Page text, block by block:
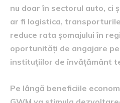
nu doar în sectorul auto, ci
ar fi logistica,
reduce rata șomajului în
oportunități de angajare
instituțiilor de învățământ
Pe lângă beneficiile